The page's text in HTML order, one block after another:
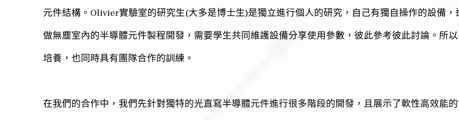
元件結構。 Olivier實驗室的研究生(大多是博士生)是獨立進行個人的研究，自己有獨自操作的設備
做無塵室內的半導體元件製程開發，需要學生共同維護設備分享使用參數，彼此參考彼此討論。所
培養，也同時具有團隊合作的訓練。
在我們的合作中，我們先針對獨特的光直寫半導體元件進行很多階段的開發，且展示了軟性高效能